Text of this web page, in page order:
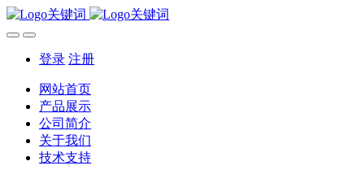
登录 注册
网站首页
产品展示
公司简介
关于我们
技术支持